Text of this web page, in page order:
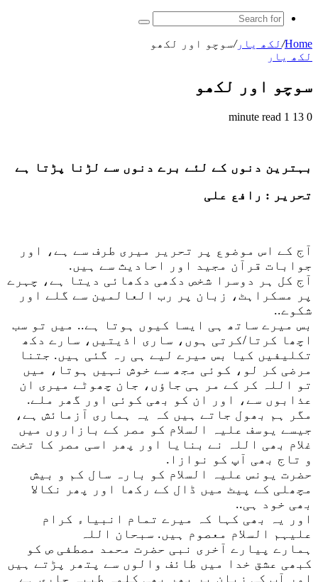
Search
Home
/لکھ یار/سوچو اور لکھو
لکھ یار
سوچو اور لکھو
0
1 minute read
بہترین دنوں کے لئے برے دنوں سے لڑنا پڑتا ہے
تحریر : رافع علی
آج کے اس موضوع پر تحریر میری طرف سے ہے، اور
جوابات قرآن مجید اور احادیث سے ہیں.
آج کل ہر دوسرا شخص دکھی دکھائی دیتا ہے، چہرے
پر مسکراہٹ، زبان پر رب العالمین سے گلے اور
شکوے..
بس میرے ساتھ ہی ایسا کیوں ہوتا ہے.. میں تو سب
اچھا کرتا/کرتی ہوں، ساری اذیتیں، سارے دکھ
تکلیفیں کیا بس میرے لیے ہی رہ گئی ہیں. جتنا
مرضی کر لو، کوئی مجھ سے خوش نہیں ہوتا، میں
تو اللہ کر کے مر ہی جاؤں، جان چھوٹے میری ان
عذابوں سے، اور ان کو بھی کوئی اور گھر ملے.
مگر ہم بھول جاتے ہیں کہ یہ ہماری آزمائش ہے،
جیسے یوسف علیہ السلام کو مصر کے بازاروں میں
غلام بھی اللہ نے بنایا اور پھر اسی مصر کا تخت
و تاج بھی آپ کو نوازا.
حضرت یونس علیہ السلام کو بارہ سال کم و بیش
مچھلی کے پیٹ میں ڈال کے رکھا اور پھر نکالا
بھی خود ہی..
اور یہ بھی کہا کہ میرے تمام انبیاء کرام
علیہم السلام معصوم ہیں. سبحان اللہ
ہمارے پیارے آخری نبی حضرت محمد مصطفی ص کو
کبھی عشق خدا میں طائف والوں سے پتھر پڑتے ہیں
اور آپ کی زبان پر پھر بھی کلمہ طیبہ جاری ہے